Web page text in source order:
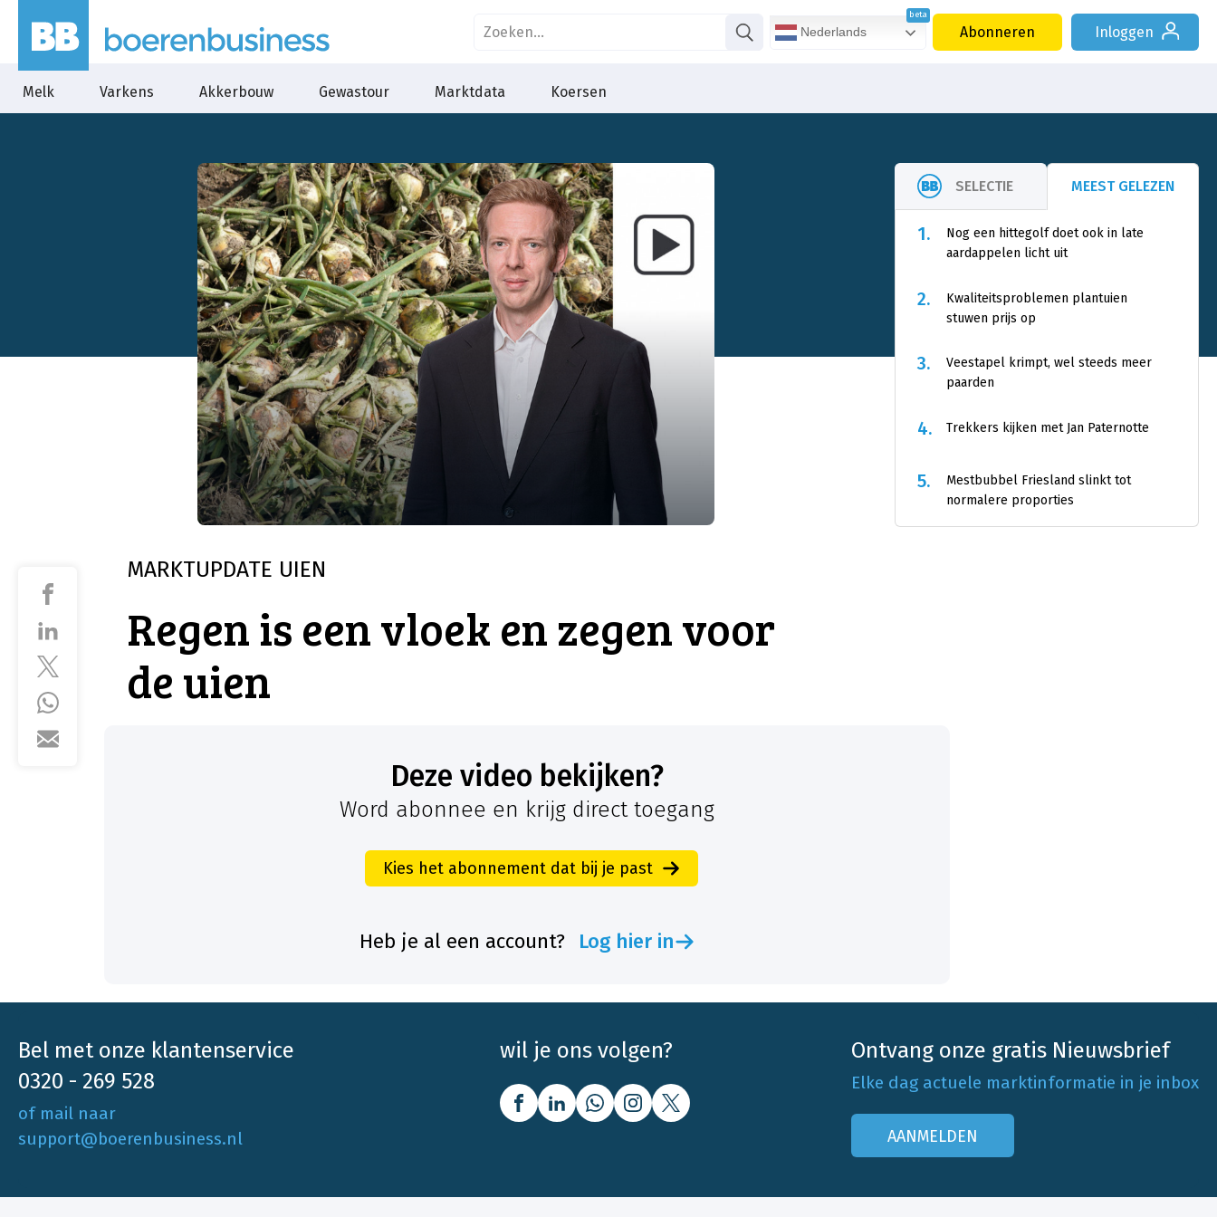
Nederlands Abonneren Inloggen
Melk Varkens Akkerbouw Gewastour Marktdata Koersen
MARKTUPDATE UIEN
Regen is een vloek en zegen voor
de uien
SELECTIE MEEST GELEZEN
1.
Nog een hittegolf doet ook in late
aardappelen licht uit
2.
Kwaliteitsproblemen plantuien
stuwen prijs op
3.
Veestapel krimpt, wel steeds meer
paarden
4. Trekkers kijken met Jan Paternotte
5.
Mestbubbel Friesland slinkt tot
normalere proporties
Deze video bekijken?
Word abonnee en krijg direct toegang
Kies het abonnement dat bij je past
Heb je al een account? Log hier in
Bel met onze klantenservice
0320 - 269 528
of mail naar
support@boerenbusiness.nl
wil je ons volgen? Ontvang onze gratis Nieuwsbrief
Elke dag actuele marktinformatie in je inbox
AANMELDEN